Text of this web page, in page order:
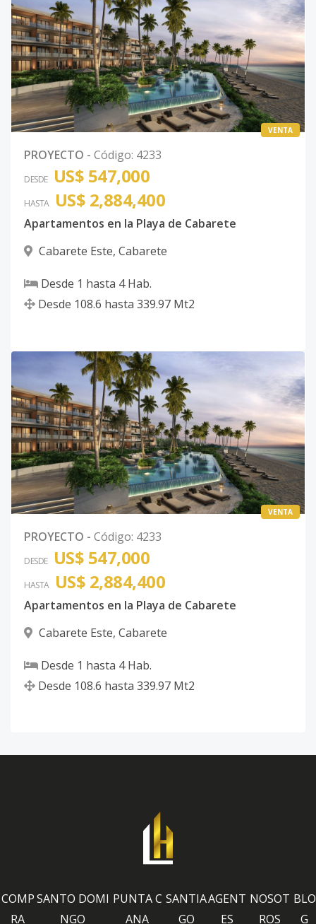
VENTA
PROYECTO - Código: 4233
DESDE US$ 547,000
HASTA US$ 2,884,400
Apartamentos en la Playa de Cabarete
Cabarete Este, Cabarete
Desde 1 hasta 4Hab.
Desde 108.6 hasta 339.97 Mt2
VENTA
PROYECTO - Código: 4233
DESDE US$ 547,000
HASTA US$ 2,884,400
Apartamentos en la Playa de Cabarete
Cabarete Este, Cabarete
Desde 1 hasta 4Hab.
Desde 108.6 hasta 339.97 Mt2
COMP
RA
SANTO DOMI
NGO
PUNTA C
ANA
SANTIA
GO
AGENT
ES
NOSOT
ROS
BLO
G